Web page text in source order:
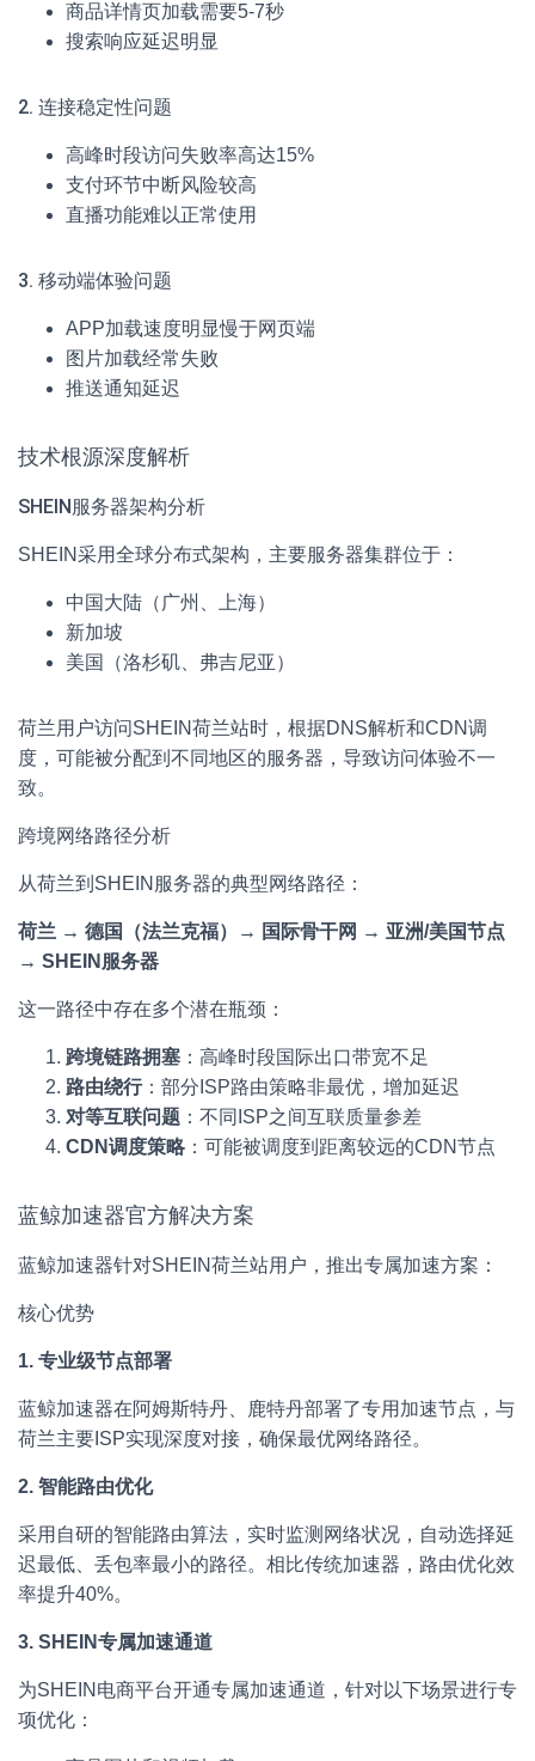
商品详情页加载需要5-7秒
搜索响应延迟明显
2. 连接稳定性问题
高峰时段访问失败率高达15%
支付环节中断风险较高
直播功能难以正常使用
3. 移动端体验问题
APP加载速度明显慢于网页端
图片加载经常失败
推送通知延迟
技术根源深度解析
SHEIN服务器架构分析
SHEIN采用全球分布式架构，主要服务器集群位于：
中国大陆（广州、上海）
新加坡
美国（洛杉矶、弗吉尼亚）
荷兰用户访问SHEIN荷兰站时，根据DNS解析和CDN调
度，可能被分配到不同地区的服务器，导致访问体验不一
致。
跨境网络路径分析
从荷兰到SHEIN服务器的典型网络路径：
荷兰 → 德国（法兰克福）→ 国际骨干网 → 亚洲/美国节点
→ SHEIN服务器
这一路径中存在多个潜在瓶颈：
跨境链路拥塞 ：高峰时段国际出口带宽不足
路由绕行：部分ISP路由策略非最优，增加延迟
对等互联问题 ：不同ISP之间互联质量参差
CDN调度策略 ：可能被调度到距离较远的CDN节点
蓝鲸加速器官方解决方案
蓝鲸加速器针对SHEIN荷兰站用户，推出专属加速方案：
核心优势
1. 专业级节点部署
蓝鲸加速器在阿姆斯特丹、鹿特丹部署了专用加速节点，与
荷兰主要ISP实现深度对接，确保最优网络路径。
2. 智能路由优化
采用自研的智能路由算法，实时监测网络状况，自动选择延
迟最低、丢包率最小的路径。相比传统加速器，路由优化效
率提升40%。
3. SHEIN专属加速通道
为SHEIN电商平台开通专属加速通道，针对以下场景进行专
项优化：